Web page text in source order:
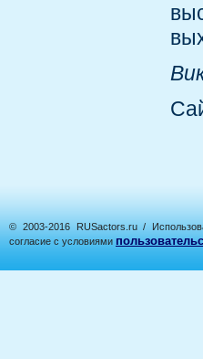
© 2003-2016 RUSactors.ru /
согласие с условиями